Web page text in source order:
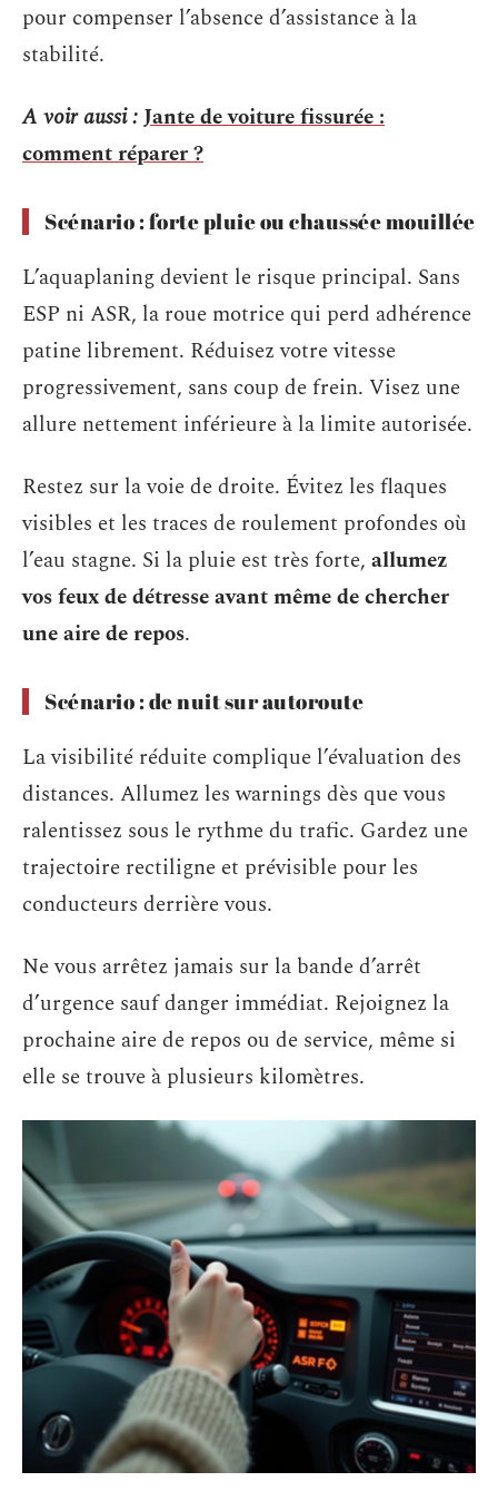
pour compenser l’absence d’assistance à la
stabilité.
A voir aussi :Jante de voiture fissurée :
comment réparer ?
Scénario : forte pluie ou chaussée mouillée
L’aquaplaning devient le risque principal. Sans
ESP ni ASR, la roue motrice qui perd adhérence
patine librement. Réduisez votre vitesse
progressivement, sans coup de frein. Visez une
allure nettement inférieure à la limite autorisée.
Restez sur la voie de droite. Évitez les flaques
visibles et les traces de roulement profondes où
l’eau stagne. Si la pluie est très forte, allumez
vos feux de détresse avant même de chercher
une aire de repos.
Scénario : de nuit sur autoroute
La visibilité réduite complique l’évaluation des
distances. Allumez les warnings dès que vous
ralentissez sous le rythme du trafic. Gardez une
trajectoire rectiligne et prévisible pour les
conducteurs derrière vous.
Ne vous arrêtez jamais sur la bande d’arrêt
d’urgence sauf danger immédiat. Rejoignez la
prochaine aire de repos ou de service, même si
elle se trouve à plusieurs kilomètres.